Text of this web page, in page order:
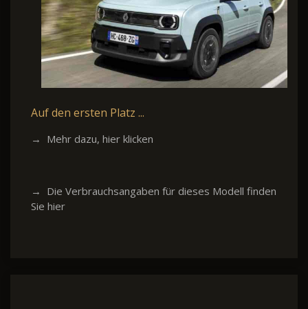
Auf den ersten Platz ...
→ Mehr dazu, hier klicken
→ Die Verbrauchsangaben für dieses Modell finden
Sie hier